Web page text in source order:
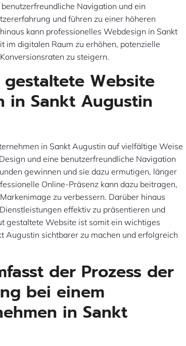
Navigation und ein
und führen zu einer höheren
kann professionelles Webdesign in Sankt
im digitalen Raum zu erhöhen, potenzielle
zu steigern.
Website
in Sankt Augustin
in Sankt Augustin auf vielfältige Weise
und eine benutzerfreundliche Navigation
gewinnen und sie dazu ermutigen, länger
Online-Präsenz kann dazu beitragen,
zu verbessern. Darüber hinaus
effektiv zu präsentieren und
gestaltete Website ist somit ein wichtiges
Augustin sichtbarer zu machen und erfolgreich
der Prozess der
bei einem
in Sankt